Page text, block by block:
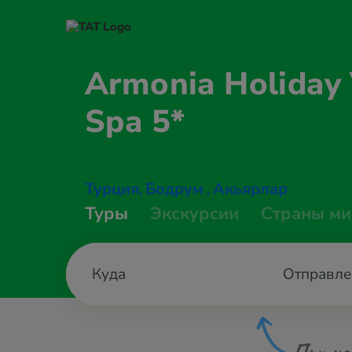
Armonia
Spa 5*
Турция, Бодрум , Акьярлар
Туры Экскурсии Страны